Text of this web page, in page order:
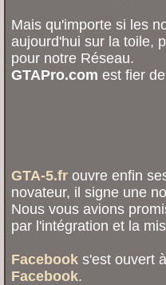
Mais qu'importe si les
aujourd'hui sur la toile,
pour notre Réseau.
GTAPro.com est fier
GTA-5.frouvre enfin
novateur, il signe une
Nous vous avions
par l'intégration et la
Facebooks'est ouvert
Facebook.